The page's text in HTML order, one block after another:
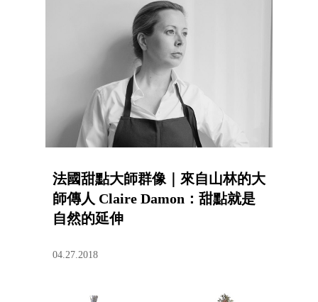
法國甜點大師群像｜來自山林的大
師傳人 Claire Damon：甜點就是
自然的延伸
04.27.2018